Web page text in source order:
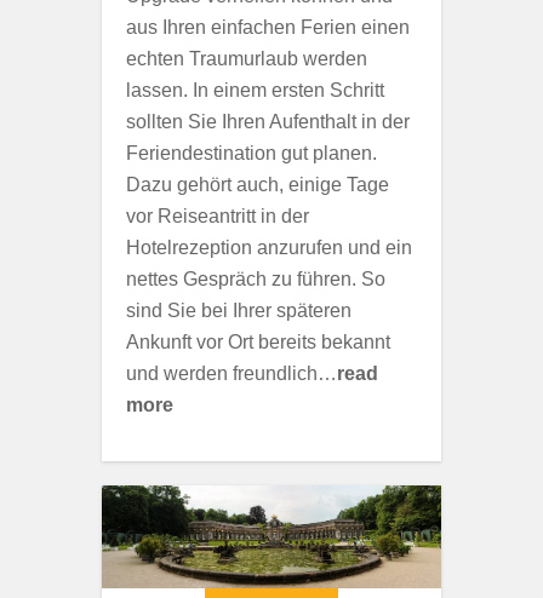
aus Ihren einfachen Ferien einen
echten Traumurlaub werden
lassen. In einem ersten Schritt
sollten Sie Ihren Aufenthalt in der
Feriendestination gut planen.
Dazu gehört auch, einige Tage
vor Reiseantritt in der
Hotelrezeption anzurufen und ein
nettes Gespräch zu führen. So
sind Sie bei Ihrer späteren
Ankunft vor Ort bereits bekannt
und werden freundlich…read
more